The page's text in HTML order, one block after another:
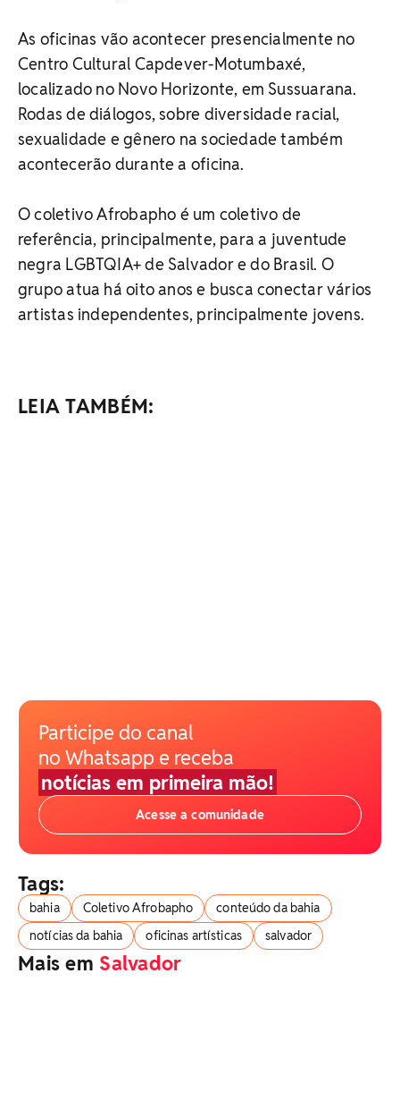
As oficinas vão acontecer presencialmente no
Centro Cultural Capdever-Motumbaxé,
localizado no Novo Horizonte, em Sussuarana.
Rodas de diálogos, sobre diversidade racial,
sexualidade e gênero na sociedade também
acontecerão durante a oficina.
O coletivo Afrobapho é um coletivo de
referência, principalmente, para a juventude
negra LGBTQIA+ de Salvador e do Brasil. O
grupo atua há oito anos e busca conectar vários
artistas independentes, principalmente jovens.
LEIA TAMBÉM:
Participe do canal
no Whatsapp e receba
notícias em primeira mão!
Acesse a comunidade
Tags:
bahia Coletivo Afrobapho
conteúdo da bahia
notícias da bahia
oficinas artísticas salvador
Mais em Salvador